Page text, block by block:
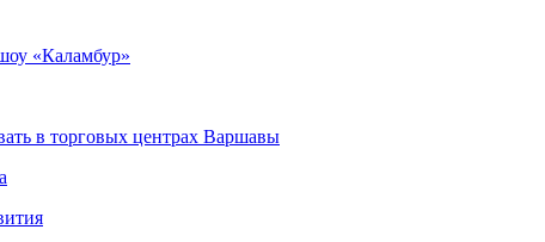
«Каламбур»
в торговых центрах Варшавы